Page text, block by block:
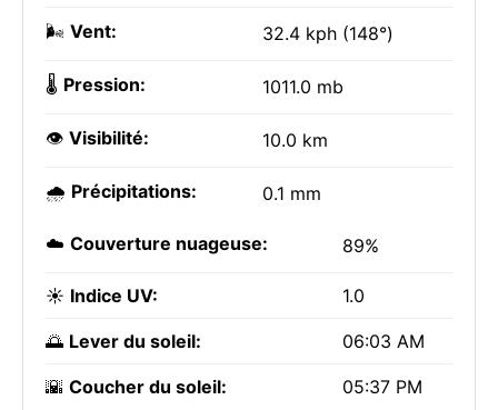
🌬️ Vent: 32.4 kph (148°)
🌡️ Pression: 1011.0 mb
👁️ Visibilité: 10.0 km
🌧️ Précipitations: 0.1 mm
☁️ Couverture nuageuse: 89%
☀️ Indice UV: 1.0
🌅 Lever du soleil: 06:03 AM
🌇 Coucher du soleil: 05:37 PM